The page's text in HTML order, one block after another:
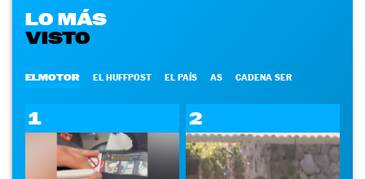
LO MÁS
VISTO
ELMOTOR EL HUFFPOST EL PAÍS AS CADENA SER
1 2